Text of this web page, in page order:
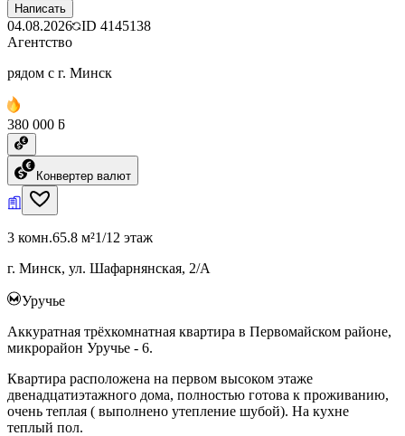
Написать
04.08.2026 ID 4145138
Агентство
рядом с г. Минск
380 000 ƃ
Конвертер валют
3 комн.65.8 м²1/12 этаж
г. Минск, ул. Шафарнянская, 2/А
Уручье
Аккуратная трёхкомнатная квартира в Первомайском районе,
микрорайон Уручье - 6.
Квартира расположена на первом высоком этаже
двенадцатиэтажного дома, полностью готова к проживанию,
очень теплая ( выполнено утепление шубой). На кухне
теплый пол.